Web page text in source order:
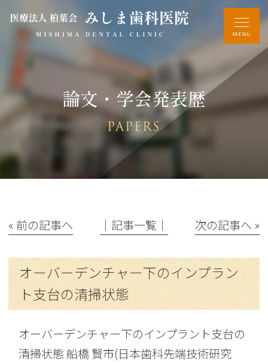
論文・学会発表歴
PAPERS
« 前の記事へ │記事一覧│ 次の記事へ »
オーバーデンチャー下のインプラン
ト支台の清掃状態
オーバーデンチャー下のインプラント支台の
清掃状態 船橋 賢市(日本歯科先端技術研究